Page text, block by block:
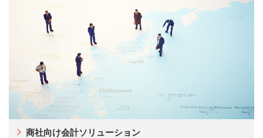
商社向け会計ソリューション